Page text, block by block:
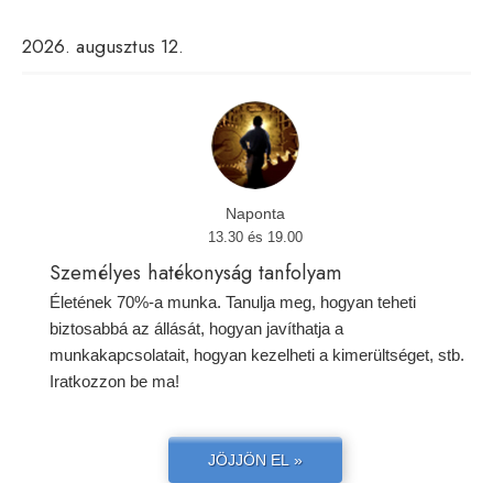
2026. augusztus 12.
Naponta
13.30 és 19.00
Személyes hatékonyság tanfolyam
Életének 70%-a munka. Tanulja meg, hogyan teheti
biztosabbá az állását, hogyan javíthatja a
munkakapcsolatait, hogyan kezelheti a kimerültséget, stb.
Iratkozzon be ma!
JÖJJÖN EL »